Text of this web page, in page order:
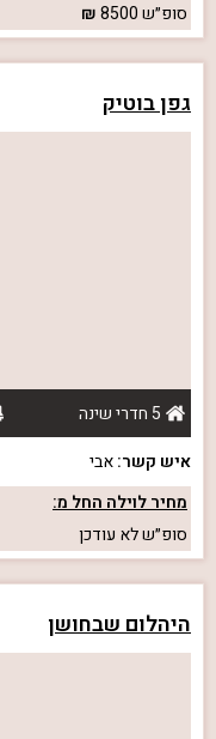
סופ״ש8500
גפן בוטיק
5 חדרי שינה
איש קשר:אבי
מחיר לוילה החל מ:
סופ״שלא עודכן
היהלום שבחושן